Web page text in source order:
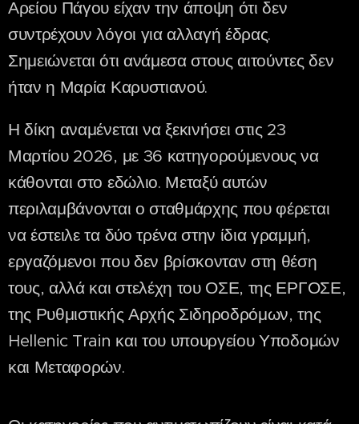
Αρείου Πάγου είχαν την άποψη ότι δεν
συντρέχουν λόγοι για αλλαγή έδρας.
Σημειώνεται ότι ανάμεσα στους αιτούντες δεν
ήταν η Μαρία Καρυστιανού.
Η δίκη αναμένεται να ξεκινήσει στις 23
Μαρτίου 2026, με 36 κατηγορούμενους να
κάθονται στο εδώλιο. Μεταξύ αυτών
περιλαμβάνονται ο σταθμάρχης που φέρεται
να έστειλε τα δύο τρένα στην ίδια γραμμή,
εργαζόμενοι που δεν βρίσκονταν στη θέση
τους, αλλά και στελέχη του ΟΣΕ, της ΕΡΓΟΣΕ,
της Ρυθμιστικής Αρχής Σιδηροδρόμων, της
Hellenic Train και του υπουργείου Υποδομών
και Μεταφορών.